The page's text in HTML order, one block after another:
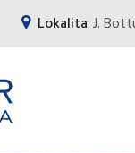
Lokalita J.